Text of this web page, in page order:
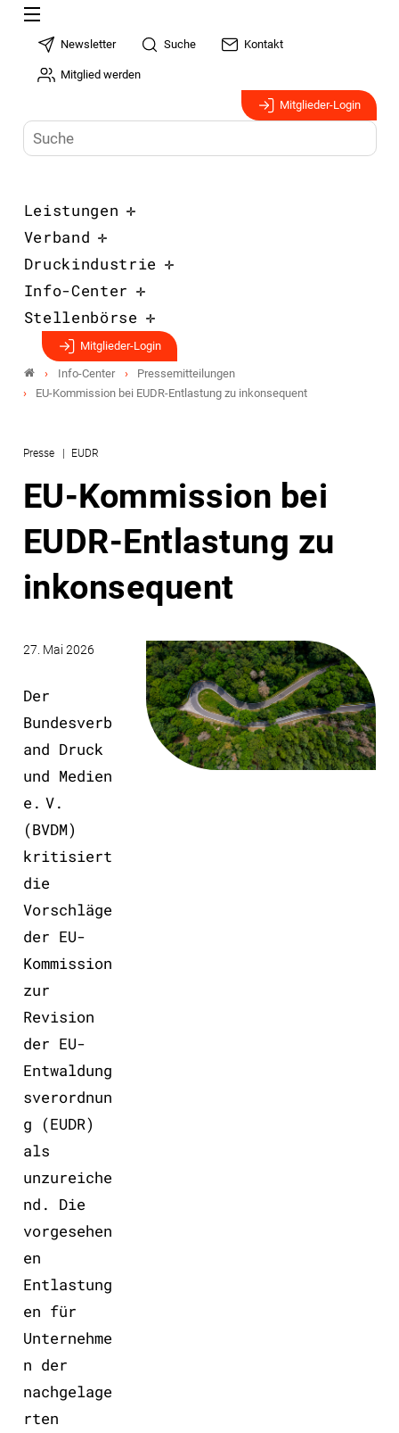
Newsletter Suche Kontakt
Mitglied werden
Mitglieder-Login
Leistungen
Verband
Druckindustrie
Info-Center
Stellenbörse
Mitglieder-Login
Info-Center
Pressemitteilungen
EU-Kommission bei EUDR-Entlastung zu inkonsequent
Presse EUDR
EU-Kommission bei
EUDR-Entlastung zu
inkonsequent
27. Mai 2026
Der
Bundesverb
and Druck
und Medien
e. V.
(BVDM)
kritisiert
die
Vorschläge
der EU-
Kommission
zur
Revision
der EU-
Entwaldung
sverordnun
g (EUDR)
als
unzureiche
nd. Die
vorgesehen
en
Entlastung
en für
Unternehme
n der
nachgelage
rten